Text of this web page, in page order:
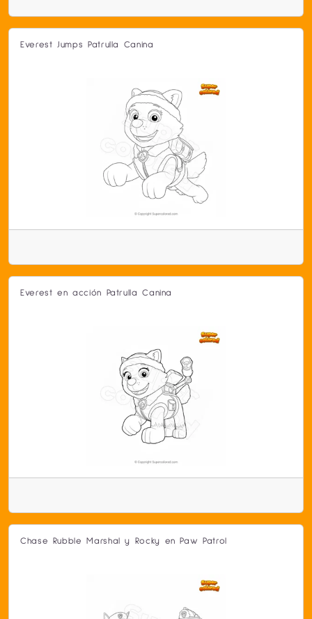
Everest Jumps Patrulla Canina
Everest en acción Patrulla Canina
Chase Rubble Marshal y Rocky en Paw Patrol